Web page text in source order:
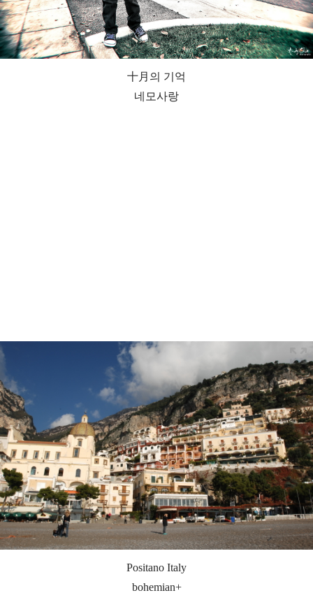
十月의 기억
네모사랑
Positano Italy
bohemian+